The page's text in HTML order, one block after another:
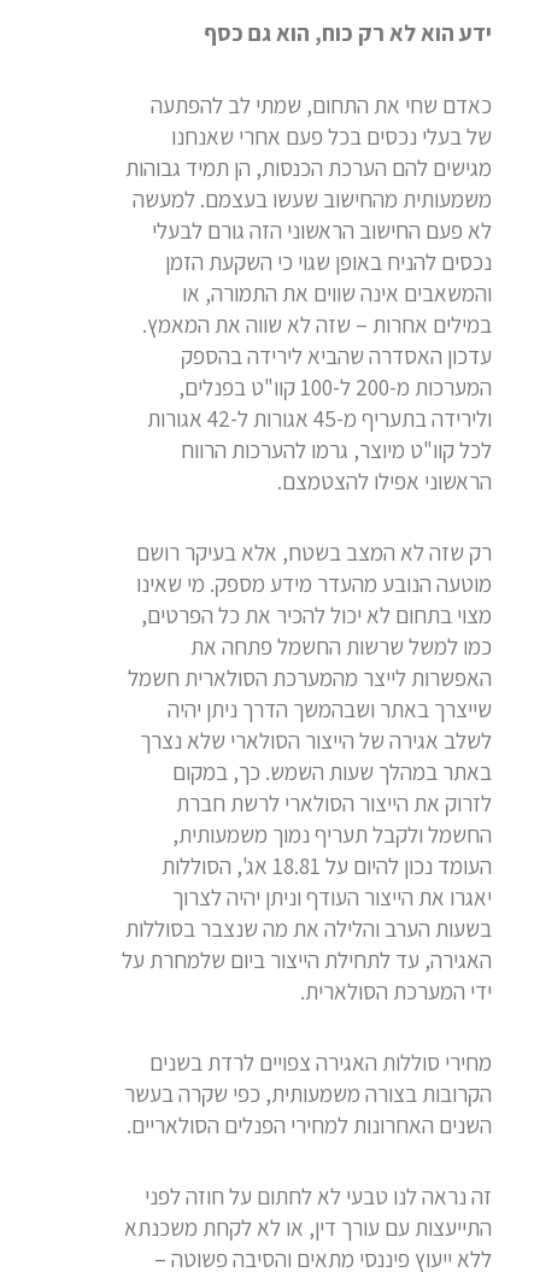
ידע הוא לא רק כוח, הוא גם כסף
כאדם שחי את התחום, שמתי לב להפתעה
של בעלי נכסים בכל פעם אחרי שאנחנו
מגישים להם הערכת הכנסות, הן תמיד גבוהות
משמעותית מהחישוב שעשו בעצמם. למעשה
לא פעם החישוב הראשוני הזה גורם לבעלי
נכסים להניח באופן שגוי כי השקעת הזמן
והמשאבים אינה שווים את התמורה, או
במילים אחרות – שזה לא שווה את המאמץ.
עדכון האסדרה שהביא לירידה בהספק
המערכות מ-200 ל-100 קוו"ט בפנלים,
ולירידה בתעריף מ-45 אגורות ל-42 אגורות
לכל קוו"ט מיוצר, גרמו להערכות הרווח
הראשוני אפילו להצטמצם.
רק שזה לא המצב בשטח, אלא בעיקר רושם
מוטעה הנובע מהעדר מידע מספק. מי שאינו
מצוי בתחום לא יכול להכיר את כל הפרטים,
כמו למשל שרשות החשמל פתחה את
האפשרות לייצר מהמערכת הסולארית חשמל
שייצרך באתר ושבהמשך הדרך ניתן יהיה
לשלב אגירה של הייצור הסולארי שלא נצרך
באתר במהלך שעות השמש. כך, במקום
לזרוק את הייצור הסולארי לרשת חברת
החשמל ולקבל תעריף נמוך משמעותית,
העומד נכון להיום על 18.81 אג', הסוללות
יאגרו את הייצור העודף וניתן יהיה לצרוך
בשעות הערב והלילה את מה שנצבר בסוללות
האגירה, עד לתחילת הייצור ביום שלמחרת על
ידי המערכת הסולארית.
מחירי סוללות האגירה צפויים לרדת בשנים
הקרובות בצורה משמעותית, כפי שקרה בעשר
השנים האחרונות למחירי הפנלים הסולאריים.
זה נראה לנו טבעי לא לחתום על חוזה לפני
התייעצות עם עורך דין, או לא לקחת משכנתא
ללא ייעוץ פיננסי מתאים והסיבה פשוטה –